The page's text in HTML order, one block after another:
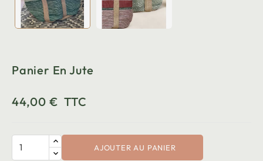
Panier En Jute
44,00 € TTC
AJOUTER AU PANIER